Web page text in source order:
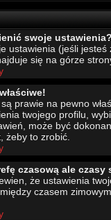
swoje ustawienia?
ustawienia (jeśli
się na górze
prawie na pewno
twojego profilu,
może być
żeby to zrobić.
czasową ale czasy
że ustawienia
czasem